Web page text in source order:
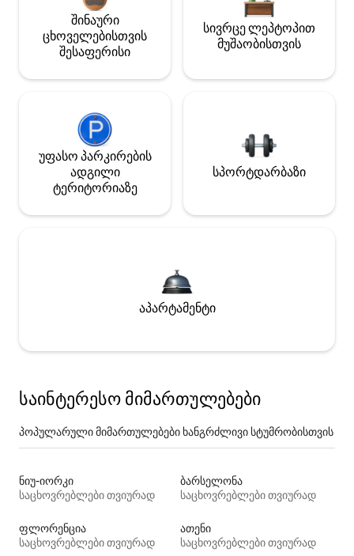
შინაური
ცხოველებისთვის
შესაფერისი
სივრცე ლეპტოპით
მუშაობისთვის
უფასო პარკირების
ადგილი
ტერიტორიაზე
სპორტდარბაზი
აპარტამენტი
საინტერესო მიმართულებები
პოპულარული მიმართულებები ხანგრძლივი სტუმრობისთვის
ნიუ-იორკი
საცხოვრებლები თვიურად
ბარსელონა
საცხოვრებლები თვიურად
ფლორენცია
საცხოვრებლები თვიურად
ათენი
საცხოვრებლები თვიურად